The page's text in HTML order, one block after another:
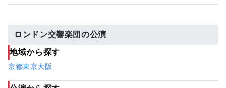
ロンドン交響楽団の公演
地域から探す
京都東京大阪